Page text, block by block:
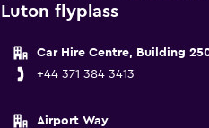
Luton flyplass
Car Hire Centre, Building
+44 371 384 3413
Airport Way